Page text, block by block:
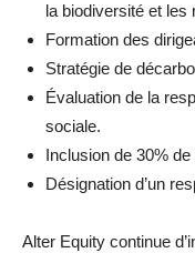
la biodiversité et
Formation des
Stratégie de
Évaluation de la
sociale.
Inclusion de 30%
Désignation d’un
Alter Equity continue